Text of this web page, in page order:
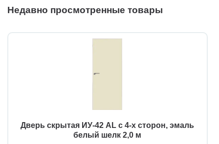
Недавно просмотренные товары
Дверь скрытая ИУ-42 AL с 4-х сторон, эмаль
белый шелк 2,0 м